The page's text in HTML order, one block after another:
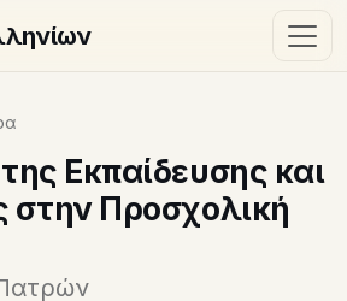
Εκπαίδευσης και
στην Προσχολική